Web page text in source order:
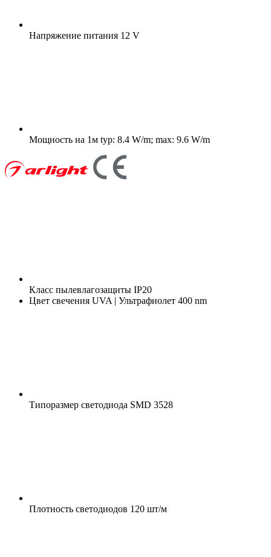
Напряжение питания 12 V
Мощность на 1м typ: 8.4 W/m; max: 9.6 W/m
Класс пылевлагозащиты IP20
Цвет свечения UVA | Ультрафиолет 400 nm
Типоразмер светодиода SMD 3528
Плотность светодиодов 120 шт/м